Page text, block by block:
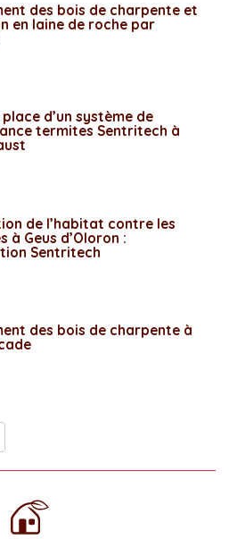
des bois de charpente et
en laine de roche par
place d’un système de
termites Sentritech à
de l’habitat contre les
à Geus d’Oloron :
Sentritech
des bois de charpente à